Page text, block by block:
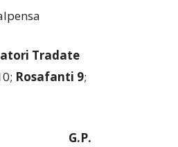
Tradate
Rosafanti 9;
G.P.